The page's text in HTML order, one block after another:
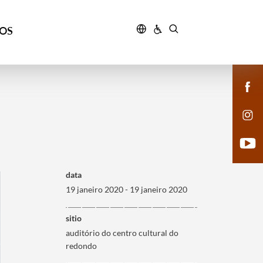
data
19 janeiro 2020 - 19 janeiro 2020
sitio
auditório do centro cultural do
redondo